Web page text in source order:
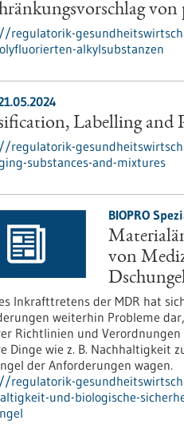
regulatorik-
alkylsubstanzen
Labelling and
regulatorik-
substances-and-mixtures
BIOPRO
von
Inkrafttretens der MDR hat
weiterhin Probleme
Richtlinien und
Dinge wie z. B. Nachhaltigkeit
der Anforderungen wagen.
regulatorik-
und-biologische-